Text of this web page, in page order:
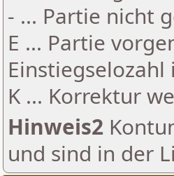
- ... Partie nicht
E ... Partie
K ... Korrektur
Hinweis2
und sind in der